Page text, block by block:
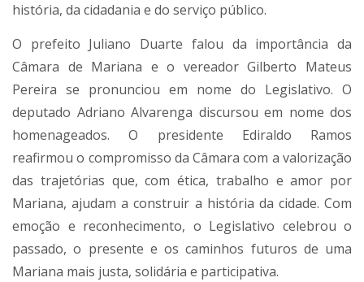
história, da cidadania e do serviço público.
O prefeito Juliano Duarte falou da importância da
Câmara de Mariana e o vereador Gilberto Mateus
Pereira se pronunciou em nome do Legislativo. O
deputado Adriano Alvarenga discursou em nome dos
homenageados. O presidente Ediraldo Ramos
reafirmou o compromisso da Câmara com a valorização
das trajetórias que, com ética, trabalho e amor por
Mariana, ajudam a construir a história da cidade. Com
emoção e reconhecimento, o Legislativo celebrou o
passado, o presente e os caminhos futuros de uma
Mariana mais justa, solidária e participativa.